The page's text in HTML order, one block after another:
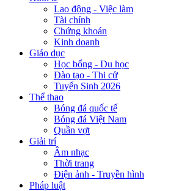
Lao động - Việc làm
Tài chính
Chứng khoán
Kinh doanh
Giáo dục
Học bổng - Du học
Đào tạo - Thi cử
Tuyển Sinh 2026
Thể thao
Bóng đá quốc tế
Bóng đá Việt Nam
Quần vợt
Giải trí
Âm nhạc
Thời trang
Điện ảnh - Truyền hình
Pháp luật